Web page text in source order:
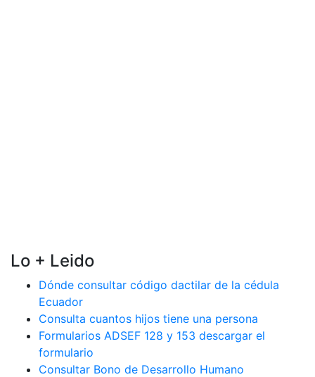
Lo + Leido
Dónde consultar código dactilar de la cédula
Ecuador
Consulta cuantos hijos tiene una persona
Formularios ADSEF 128 y 153 descargar el
formulario
Consultar Bono de Desarrollo Humano